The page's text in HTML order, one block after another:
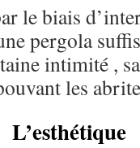
le biais
pergola
intimité ,
les
L’esthétique